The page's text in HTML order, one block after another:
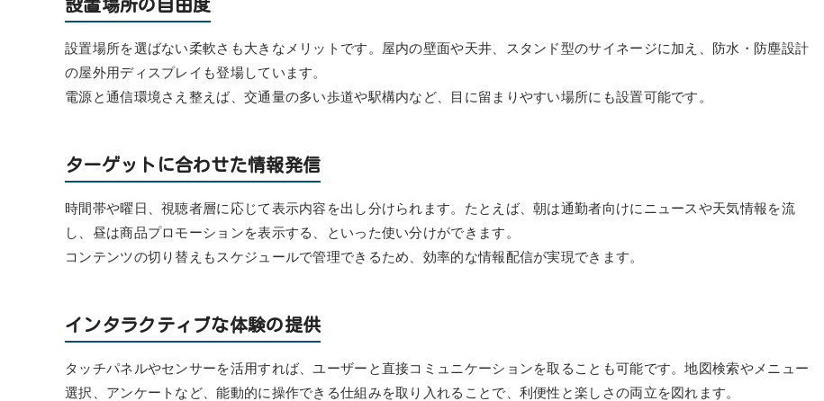
設置場所の自由度
設置場所を選ばない柔軟さも大きなメリットです。屋内の壁面や天井、スタンド型のサイネージに加え、防水・防塵設計
の屋外用ディスプレイも登場しています。
電源と通信環境さえ整えば、交通量の多い歩道や駅構内など、目に留まりやすい場所にも設置可能です。
ターゲットに合わせた情報発信
時間帯や曜日、視聴者層に応じて表示内容を出し分けられます。たとえば、朝は通勤者向けにニュースや天気情報を流
し、昼は商品プロモーションを表示する、といった使い分けができます。
コンテンツの切り替えもスケジュールで管理できるため、効率的な情報配信が実現できます。
インタラクティブな体験の提供
タッチパネルやセンサーを活用すれば、ユーザーと直接コミュニケーションを取ることも可能です。地図検索やメニュー
選択、アンケートなど、能動的に操作できる仕組みを取り入れることで、利便性と楽しさの両立を図れます。